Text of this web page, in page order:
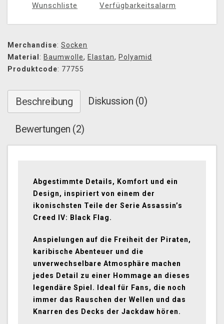
Wunschliste Verfügbarkeitsalarm
Merchandise: Socken
Material : Baumwolle, Elastan, Polyamid
Produktcode: 77755
Beschreibung Diskussion (0)
Bewertungen (2)
Abgestimmte Details, Komfort und ein
Design, inspiriert von einem der
ikonischsten Teile der Serie Assassin’s
Creed IV: Black Flag.
Anspielungen auf die Freiheit der Piraten,
karibische Abenteuer und die
unverwechselbare Atmosphäre machen
jedes Detail zu einer Hommage an dieses
legendäre Spiel. Ideal für Fans, die noch
immer das Rauschen der Wellen und das
Knarren des Decks der Jackdaw hören.